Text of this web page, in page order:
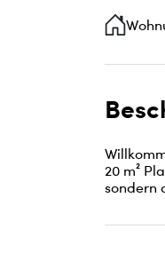
20 m²
sondern